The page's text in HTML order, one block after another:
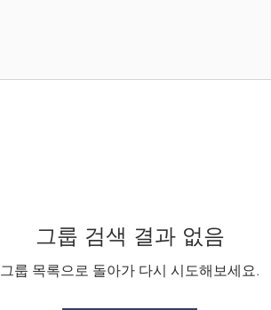
그룹 검색 결과 없음
그룹 목록으로 돌아가 다시 시도해보세요.